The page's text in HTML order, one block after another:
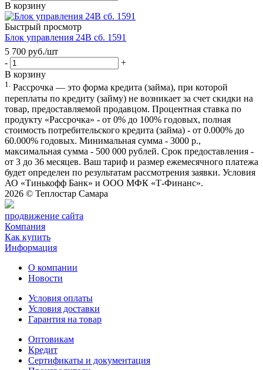
В корзину
Быстрый просмотр
Блок управления 24В сб. 1591
5 700 руб./шт
-
+
В корзину
1. Рассрочка — это форма кредита (займа), при которой
переплаты по кредиту (займу) не возникает за счет скидки на
товар, предоставляемой продавцом. Процентная ставка по
продукту «Рассрочка» - от 0% до 100% годовых, полная
стоимость потребительского кредита (займа) - от 0.000% до
60.000% годовых. Минимальная сумма - 3000 р.,
максимальная сумма - 500 000 рублей. Срок предоставления -
от 3 до 36 месяцев. Ваш тариф и размер ежемесячного платежа
будет определен по результатам рассмотрения заявки. Условия
АО «Тинькофф Банк» и ООО МФК «Т-Финанс».
2026 © Теплостар Самара
продвижение сайта
Компания
Как купить
Информация
О компании
Новости
Условия оплаты
Условия доставки
Гарантия на товар
Оптовикам
Кредит
Сертификаты и документация